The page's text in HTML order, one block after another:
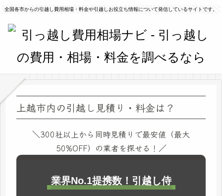
全国各市からの引越し費用相場・料金や引越しお役立ち情報について発信しているサイトです。
上越市内の引越し見積り・料金は？
＼300社以上から同時見積りで最安値（最大
50%OFF）の業者を探せる！／
業界No.1提携数！引越し侍